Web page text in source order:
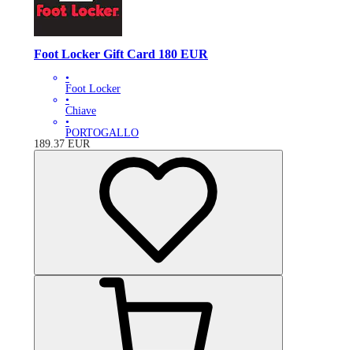
Foot Locker Gift Card 180 EUR
•
Foot Locker
•
Chiave
•
PORTOGALLO
189.37 EUR